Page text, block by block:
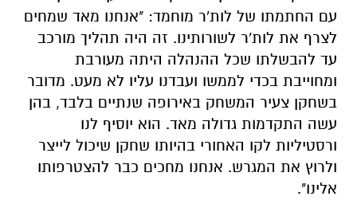
עם החתמתו של לות'ר מוחמד: "אנחנו מאד שמחים
לצרף את לות'ר לשורותינו. זה היה תהליך מורכב
עד להבשלתו שכל ההנהלה היתה מעורבת
ומחוייבת בכדי לממשו ועבדנו עליו לא מעט. מדובר
בשחקן צעיר המשחק באירופה שנתיים בלבד, בהן
עשה התקדמות גדולה מאד. הוא יוסיף לנו
ורסטיליות לקו האחורי בהיותו שחקן שיכול לייצר
ולרוץ את המגרש. אנחנו מחכים כבר להצטרפותו
אלינו".